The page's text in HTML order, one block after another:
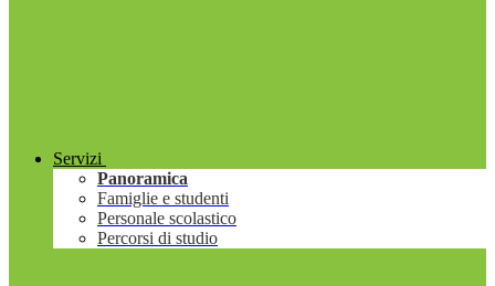
Servizi
Panoramica
Famiglie e studenti
Personale scolastico
Percorsi di studio